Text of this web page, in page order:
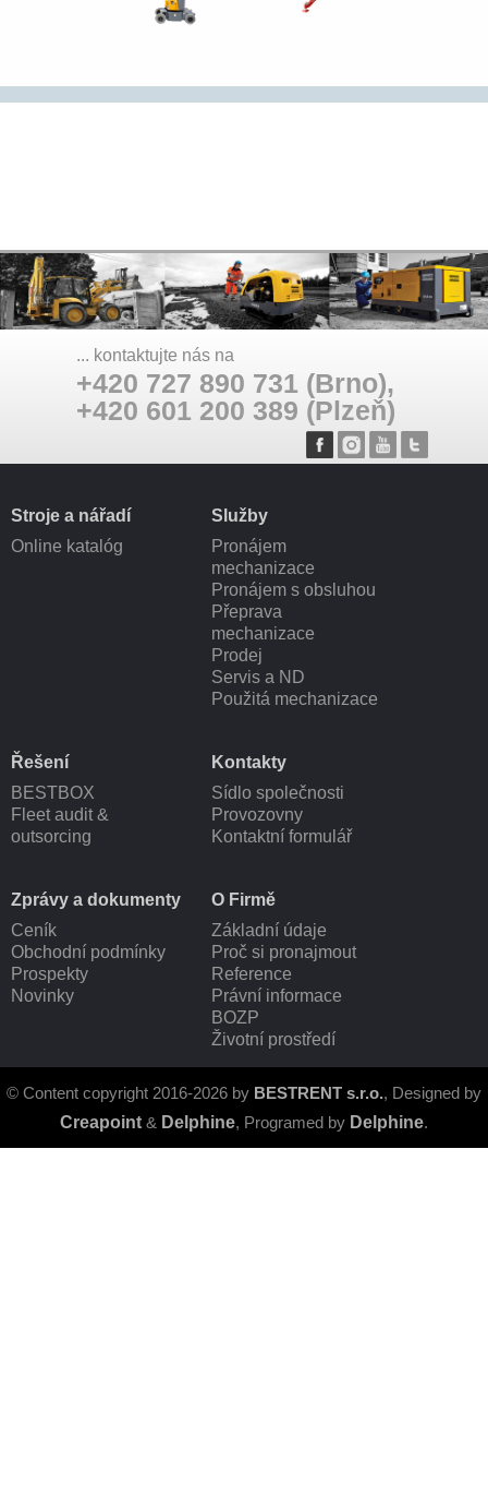
... kontaktujte nás na
+420 727 890 731 (Brno),
+420 601 200 389 (Plzeň)
Stroje a nářadí
Online katalóg
Služby
Pronájem
mechanizace
Pronájem s obsluhou
Přeprava
mechanizace
Prodej
Servis a ND
Použitá mechanizace
Řešení
BESTBOX
Fleet audit &
outsorcing
Kontakty
Sídlo společnosti
Provozovny
Kontaktní formulář
Zprávy a dokumenty
Ceník
Obchodní podmínky
Prospekty
Novinky
O Firmě
Základní údaje
Proč si pronajmout
Reference
Právní informace
BOZP
Životní prostředí
© Content copyright 2016-2026 by BESTRENT s.r.o., Designed by
Creapoint & Delphine, Programed by Delphine.